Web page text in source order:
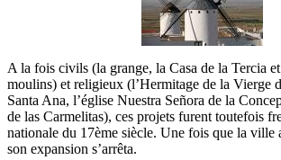
A la fois civils (la grange, la Casa de la Tercia
moulins) et religieux (l’Hermitage de la Vierge
Santa Ana, l’église Nuestra Señora de la
de las Carmelitas), ces projets furent toutefois
nationale du 17ème siècle. Une fois que la ville
son expansion s’arrêta.